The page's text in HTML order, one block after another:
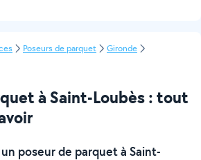
Poseurs de parquet
Gironde
à Saint-Loubès : tout
poseur de parquet à Saint-